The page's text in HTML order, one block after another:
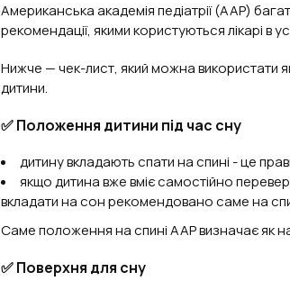
Американська академія педіатрії (AAP)
рекомендації, якими користуються лікарі в
Нижче — чек-лист, який можна використати
дитини.
✅ Положення дитини під час сну
дитину вкладають спати на спині - це
якщо дитина вже вміє самостійно
вкладати на сон рекомендовано саме на
Саме положення на спині AAP визначає як
✅ Поверхня для сну